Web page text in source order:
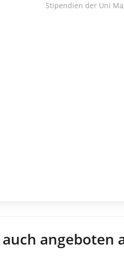
Stipendien der Uni
angeboten